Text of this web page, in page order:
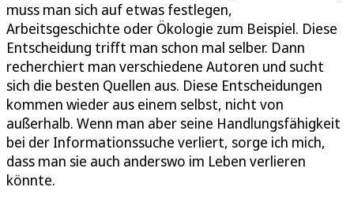
muss man sich auf etwas festlegen,
Arbeitsgeschichte oder Ökologie zum Beispiel. Diese
Entscheidung trifft man schon mal selber. Dann
recherchiert man verschiedene Autoren und sucht
sich die besten Quellen aus. Diese Entscheidungen
kommen wieder aus einem selbst, nicht von
außerhalb. Wenn man aber seine Handlungsfähigkeit
bei der Informationssuche verliert, sorge ich mich,
dass man sie auch anderswo im Leben verlieren
könnte.